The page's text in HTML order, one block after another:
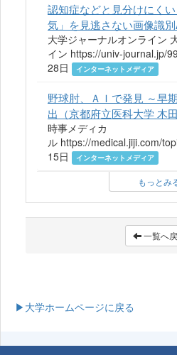
認知症などと見分けにく
気」を見逃さない画像識
大学ジャーナルオンライン
イン https://univ-journal.jp/
28日
インターネットメディア
野球肘、ＡＩで発見 ～早
出（京都府立医科大学 木
時事メディカ
ル https://medical.jiji.com/
15日
インターネットメディア
もっとみ
一覧へ
▶大学ホームページに戻る